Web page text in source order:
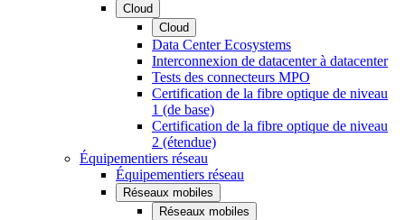
Cloud
Cloud
Data Center Ecosystems
Interconnexion de datacenter à datacenter
Tests des connecteurs MPO
Certification de la fibre optique de niveau
1 (de base)
Certification de la fibre optique de niveau
2 (étendue)
Équipementiers réseau
Équipementiers réseau
Réseaux mobiles
Réseaux mobiles